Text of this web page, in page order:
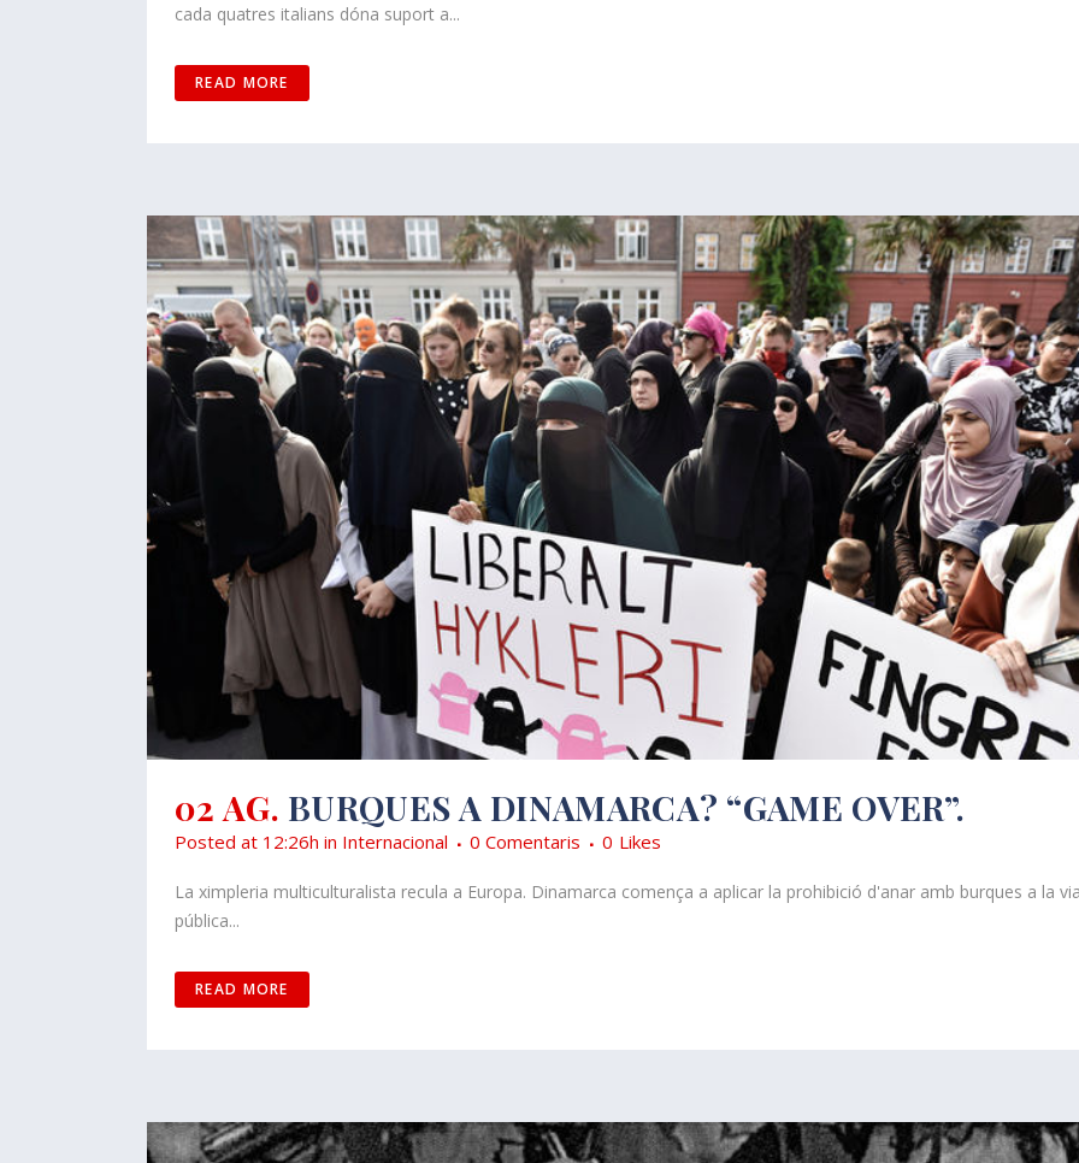
cada quatres italians dóna suport a...
READ MORE
02 AG. BURQUES A DINAMARCA? “GAME OVER”.
Posted at 12:26h in Internacional 0 Comentaris 0 Likes
La ximpleria multiculturalista recula a Europa. Dinamarca comença a aplicar la prohibició d'anar amb burques a la
pública...
READ MORE